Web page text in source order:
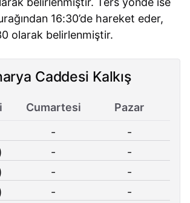
16:30’de hareket eder,
olarak belirlenmiştir.
Caddesi Kalkış
Cumartesi
Pazar
-
-
-
-
-
-
-
-